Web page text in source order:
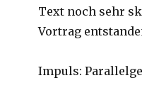
Text noch sehr
Vortrag
Impuls: